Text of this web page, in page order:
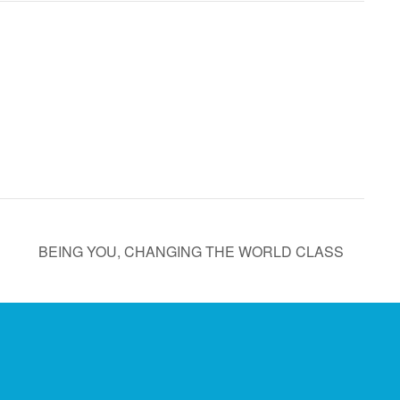
BEING YOU, CHANGING THE WORLD CLASS